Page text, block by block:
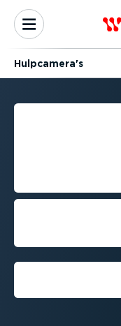
Hulpcamera's
Krijg volledig